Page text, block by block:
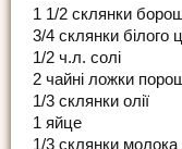
1 1/2 склянки
3/4 склянки білого
1/2 ч.л. солі
2 чайні ложки
1/3 склянки олії
1 яйце
1/3 склянки молока